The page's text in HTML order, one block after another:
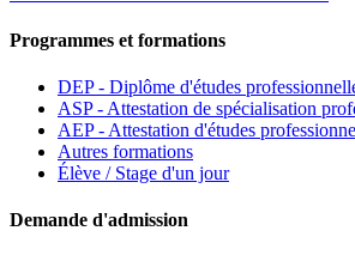
Programmes et formations
DEP - Diplôme d'études
ASP - Attestation de spécialisation
AEP - Attestation d'études
Autres formations
Élève / Stage d'un jour
Demande d'admission